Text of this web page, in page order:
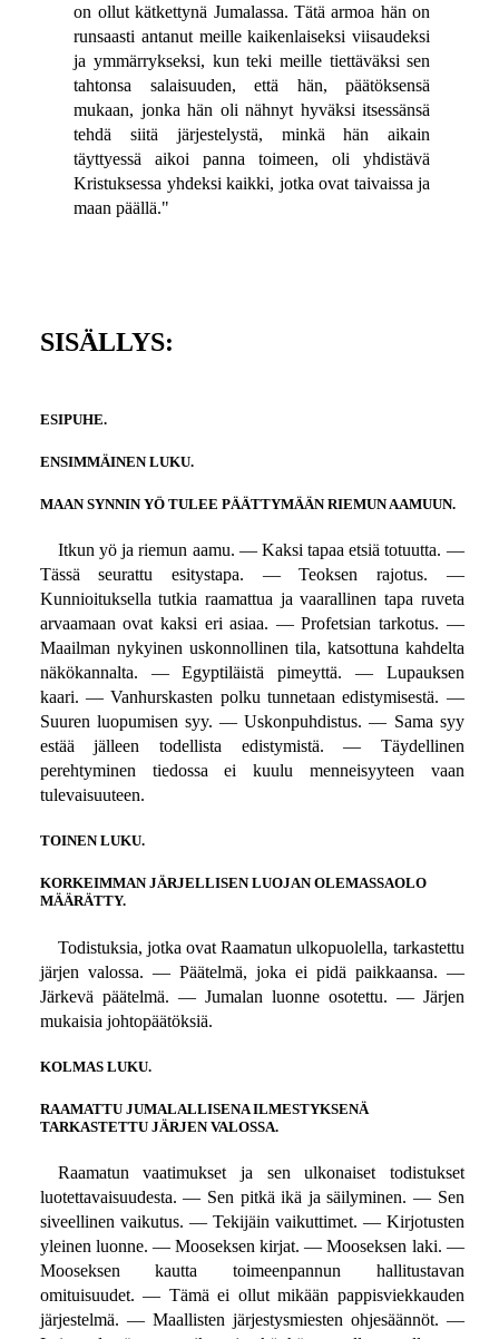
on ollut kätkettynä Jumalassa. Tätä armoa hän on
runsaasti antanut meille kaikenlaiseksi viisaudeksi
ja ymmärrykseksi, kun teki meille tiettäväksi sen
tahtonsa salaisuuden, että hän, päätöksensä
mukaan, jonka hän oli nähnyt hyväksi itsessänsä
tehdä siitä järjestelystä, minkä hän aikain
täyttyessä aikoi panna toimeen, oli yhdistävä
Kristuksessa yhdeksi kaikki, jotka ovat taivaissa ja
maan päällä."
SISÄLLYS:
ESIPUHE.
ENSIMMÄINEN LUKU.
MAAN SYNNIN YÖ TULEE PÄÄTTYMÄÄN RIEMUN AAMUUN.
Itkun yö ja riemun aamu. — Kaksi tapaa etsiä totuutta. —
Tässä seurattu esitystapa. — Teoksen rajotus. —
Kunnioituksella tutkia raamattua ja vaarallinen tapa ruveta
arvaamaan ovat kaksi eri asiaa. — Profetsian tarkotus. —
Maailman nykyinen uskonnollinen tila, katsottuna kahdelta
näkökannalta. — Egyptiläistä pimeyttä. — Lupauksen
kaari. — Vanhurskasten polku tunnetaan edistymisestä. —
Suuren luopumisen syy. — Uskonpuhdistus. — Sama syy
estää jälleen todellista edistymistä. — Täydellinen
perehtyminen tiedossa ei kuulu menneisyyteen vaan
tulevaisuuteen.
TOINEN LUKU.
KORKEIMMAN JÄRJELLISEN LUOJAN OLEMASSAOLO
MÄÄRÄTTY.
Todistuksia, jotka ovat Raamatun ulkopuolella, tarkastettu
järjen valossa. — Päätelmä, joka ei pidä paikkaansa. —
Järkevä päätelmä. — Jumalan luonne osotettu. — Järjen
mukaisia johtopäätöksiä.
KOLMAS LUKU.
RAAMATTU JUMALALLISENA ILMESTYKSENÄ
TARKASTETTU JÄRJEN VALOSSA.
Raamatun vaatimukset ja sen ulkonaiset todistukset
luotettavaisuudesta. — Sen pitkä ikä ja säilyminen. — Sen
siveellinen vaikutus. — Tekijäin vaikuttimet. — Kirjotusten
yleinen luonne. — Mooseksen kirjat. — Mooseksen laki. —
Mooseksen kautta toimeenpannun hallitustavan
omituisuudet. — Tämä ei ollut mikään pappisviekkauden
järjestelmä. — Maallisten järjestysmiesten ohjesäännöt. —